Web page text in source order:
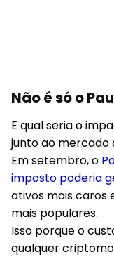
Não é só o
E qual seria o
junto ao
Em setembro, o
imposto poderia
ativos mais caros
mais populares.
Isso porque o
qualquer